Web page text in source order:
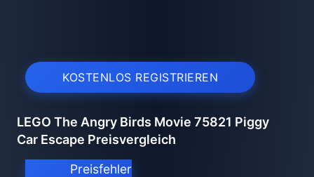
KOSTENLOS REGISTRIEREN
LEGO The Angry Birds Movie 75821 Piggy
Car Escape Preisvergleich
Preisfehler